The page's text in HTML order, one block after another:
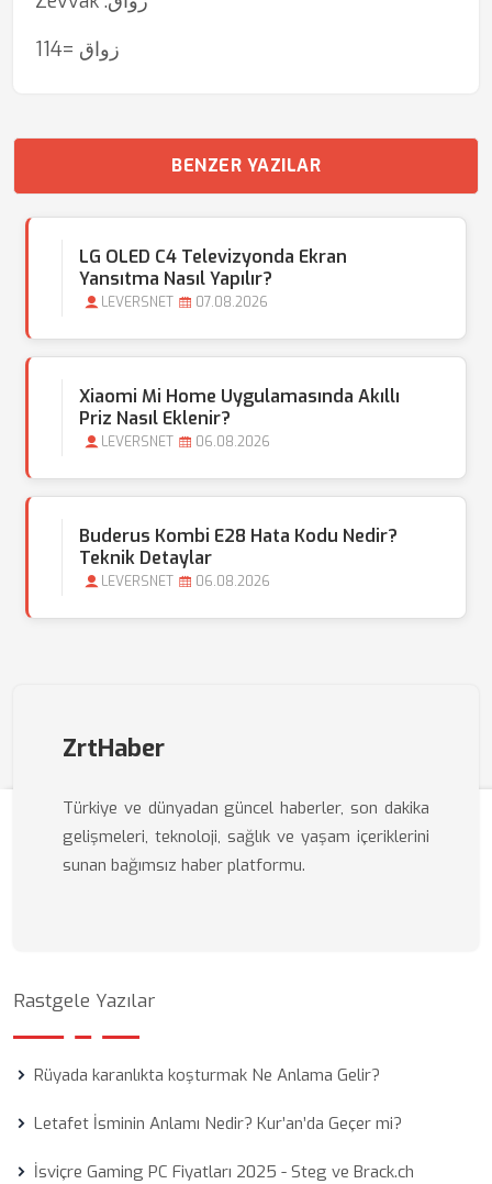
زواق =114
BENZER YAZILAR
LG OLED C4 Televizyonda Ekran
Yansıtma Nasıl Yapılır?
LEVERSNET 07.08.2026
Xiaomi Mi Home Uygulamasında Akıllı
Priz Nasıl Eklenir?
LEVERSNET 06.08.2026
Buderus Kombi E28 Hata Kodu Nedir?
Teknik Detaylar
LEVERSNET 06.08.2026
ZrtHaber
Türkiye ve dünyadan güncel haberler, son dakika
gelişmeleri, teknoloji, sağlık ve yaşam içeriklerini
sunan bağımsız haber platformu.
Rastgele Yazılar
Rüyada karanlıkta koşturmak Ne Anlama Gelir?
Letafet İsminin Anlamı Nedir? Kur’an’da Geçer mi?
İsviçre Gaming PC Fiyatları 2025 - Steg ve Brack.ch